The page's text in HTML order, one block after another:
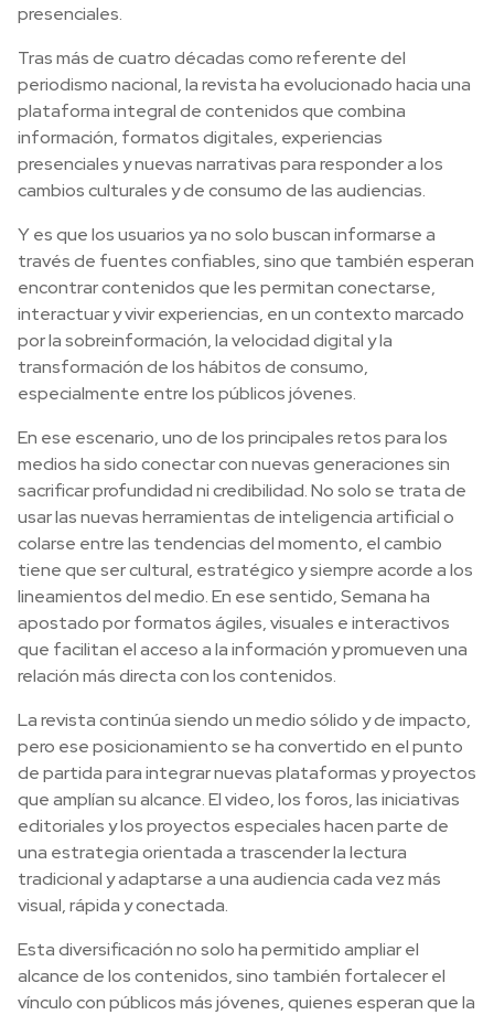
presenciales.
Tras más de cuatro décadas como referente del
periodismo nacional, la revista ha evolucionado hacia una
plataforma integral de contenidos que combina
información, formatos digitales, experiencias
presenciales y nuevas narrativas para responder a los
cambios culturales y de consumo de las audiencias.
Y es que los usuarios ya no solo buscan informarse a
través de fuentes confiables, sino que también esperan
encontrar contenidos que les permitan conectarse,
interactuar y vivir experiencias, en un contexto marcado
por la sobreinformación, la velocidad digital y la
transformación de los hábitos de consumo,
especialmente entre los públicos jóvenes.
En ese escenario, uno de los principales retos para los
medios ha sido conectar con nuevas generaciones sin
sacrificar profundidad ni credibilidad. No solo se trata de
usar las nuevas herramientas de inteligencia artificial o
colarse entre las tendencias del momento, el cambio
tiene que ser cultural, estratégico y siempre acorde a los
lineamientos del medio. En ese sentido, Semana ha
apostado por formatos ágiles, visuales e interactivos
que facilitan el acceso a la información y promueven una
relación más directa con los contenidos.
La revista continúa siendo un medio sólido y de impacto,
pero ese posicionamiento se ha convertido en el punto
de partida para integrar nuevas plataformas y proyectos
que amplían su alcance. El video, los foros, las iniciativas
editoriales y los proyectos especiales hacen parte de
una estrategia orientada a trascender la lectura
tradicional y adaptarse a una audiencia cada vez más
visual, rápida y conectada.
Esta diversificación no solo ha permitido ampliar el
alcance de los contenidos, sino también fortalecer el
vínculo con públicos más jóvenes, quienes esperan que la